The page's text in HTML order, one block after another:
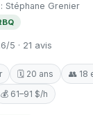
Stéphane Grenier
5 · 21 avis
🗓️ 20 ans
👥 18
💰 61–91 $/h